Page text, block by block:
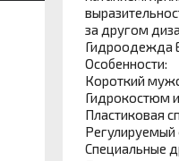
за другом
Гидроодежда
Особенности:
Короткий
Гидрокостюм
Пластиковая
Регулируемый
Специальные